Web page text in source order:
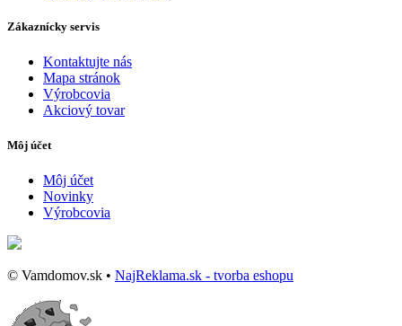
Zákaznícky servis
Kontaktujte nás
Mapa stránok
Výrobcovia
Akciový tovar
Môj účet
Môj účet
Novinky
Výrobcovia
© Vamdomov.sk • NajReklama.sk - tvorba eshopu